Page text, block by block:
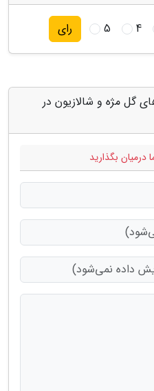
4
5 رای
گل مژه و شالازیون در
درمیان بگذارید